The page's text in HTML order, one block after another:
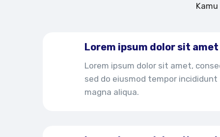
Lorem ipsum dolor sit amet
Lorem ipsum dolor sit amet,
sed do eiusmod tempor
magna aliqua.